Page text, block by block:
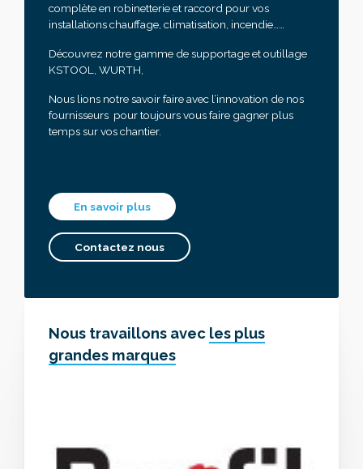
complète en robinetterie et raccord pour vos
installations chauffage, climatisation, incendie……
Découvrez notre gamme de supportage et outillage
KSTOOL, WURTH,
Nous lions notre savoir faire avec l’innovation de nos
fournisseurs pour toujours vous faire gagner plus
temps sur vos chantier.
En savoir plus
Contactez nous
Nous travaillons avec les plus
grandes marques